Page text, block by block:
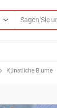
Künstliche Blume